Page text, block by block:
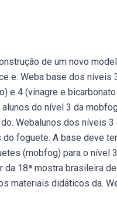
de um novo
e. Weba base dos níveis
e 4 (vinagre e
do nível 3 da
Webalunos dos níveis
foguete. A base deve
(mobfog) para o nível
18ª mostra brasileira
materiais didáticos da.